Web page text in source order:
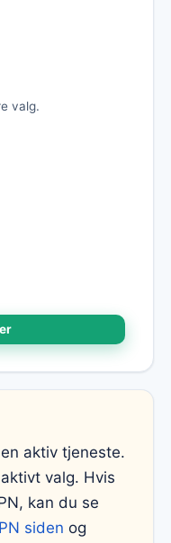
valg.
aktiv tjeneste.
valg. Hvis
kan du se
siden og